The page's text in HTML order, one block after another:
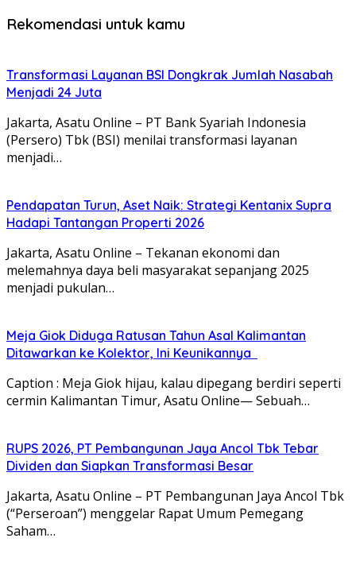
Rekomendasi untuk kamu
Transformasi Layanan BSI Dongkrak Jumlah Nasabah
Menjadi 24 Juta
Jakarta, Asatu Online – PT Bank Syariah Indonesia
(Persero) Tbk (BSI) menilai transformasi layanan
menjadi…
Pendapatan Turun, Aset Naik: Strategi Kentanix Supra
Hadapi Tantangan Properti 2026
Jakarta, Asatu Online – Tekanan ekonomi dan
melemahnya daya beli masyarakat sepanjang 2025
menjadi pukulan…
Meja Giok Diduga Ratusan Tahun Asal Kalimantan
Ditawarkan ke Kolektor, Ini Keunikannya
Caption : Meja Giok hijau, kalau dipegang berdiri seperti
cermin Kalimantan Timur, Asatu Online— Sebuah…
RUPS 2026, PT Pembangunan Jaya Ancol Tbk Tebar
Dividen dan Siapkan Transformasi Besar
Jakarta, Asatu Online – PT Pembangunan Jaya Ancol Tbk
(“Perseroan”) menggelar Rapat Umum Pemegang
Saham…